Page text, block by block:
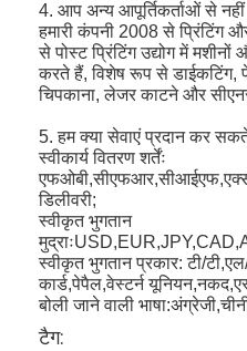
बनाने की मशीन
स्वत: पैकिंग मशीन
स्वत: मुद्रण मशीन
बाद प्रेस उपकरण
पूर्व प्रेस उपकरण
अन्य उपभोग्य
4. आप अन्य आपूर्तिकर्ताओं से
हमारी कंपनी 2008 से प्रिंटिंग
से पोस्ट प्रिंटिंग उद्योग में मशीनों
करते हैं, विशेष रूप से डाईकटिंग,
चिपकाना, लेजर काटने और
5. हम क्या सेवाएं प्रदान कर
स्वीकार्य वितरण शर्तेंः
डिलीवरी;
स्वीकृत भुगतान
स्वीकृत भुगतान प्रकार: टी/
कार्ड,पेपैल,वेस्टर्न
बोली जाने वाली
टैग: